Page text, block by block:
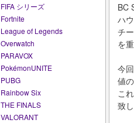
FIFA シリーズ
Fortnite
League of Legends
Overwatch
PARAVOX
PokémonUNITE
PUBG
Rainbow Six
THE FINALS
VALORANT
BC
ハ
チ
を
今
値
こ
致